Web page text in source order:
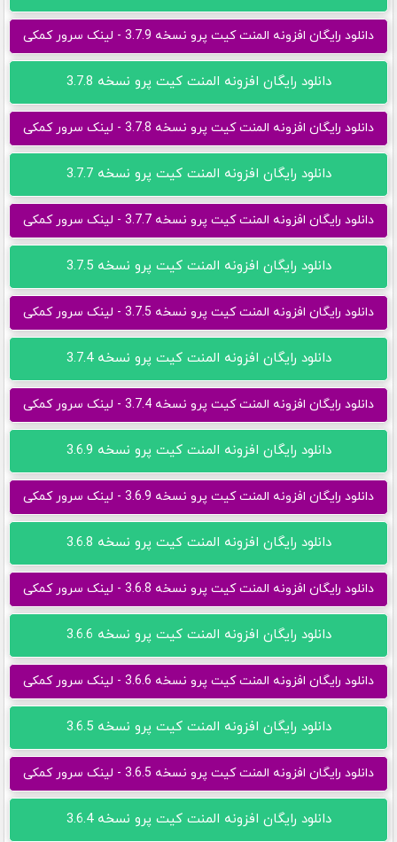
دانلود رایگان افزونه المنت کیت پرو نسخه 3.7.9 - لینک سرور کمکی
دانلود رایگان افزونه المنت کیت پرو نسخه 3.7.8
دانلود رایگان افزونه المنت کیت پرو نسخه 3.7.8 - لینک سرور کمکی
دانلود رایگان افزونه المنت کیت پرو نسخه 3.7.7
دانلود رایگان افزونه المنت کیت پرو نسخه 3.7.7 - لینک سرور کمکی
دانلود رایگان افزونه المنت کیت پرو نسخه 3.7.5
دانلود رایگان افزونه المنت کیت پرو نسخه 3.7.5 - لینک سرور کمکی
دانلود رایگان افزونه المنت کیت پرو نسخه 3.7.4
دانلود رایگان افزونه المنت کیت پرو نسخه 3.7.4 - لینک سرور کمکی
دانلود رایگان افزونه المنت کیت پرو نسخه 3.6.9
دانلود رایگان افزونه المنت کیت پرو نسخه 3.6.9 - لینک سرور کمکی
دانلود رایگان افزونه المنت کیت پرو نسخه 3.6.8
دانلود رایگان افزونه المنت کیت پرو نسخه 3.6.8 - لینک سرور کمکی
دانلود رایگان افزونه المنت کیت پرو نسخه 3.6.6
دانلود رایگان افزونه المنت کیت پرو نسخه 3.6.6 - لینک سرور کمکی
دانلود رایگان افزونه المنت کیت پرو نسخه 3.6.5
دانلود رایگان افزونه المنت کیت پرو نسخه 3.6.5 - لینک سرور کمکی
دانلود رایگان افزونه المنت کیت پرو نسخه 3.6.4